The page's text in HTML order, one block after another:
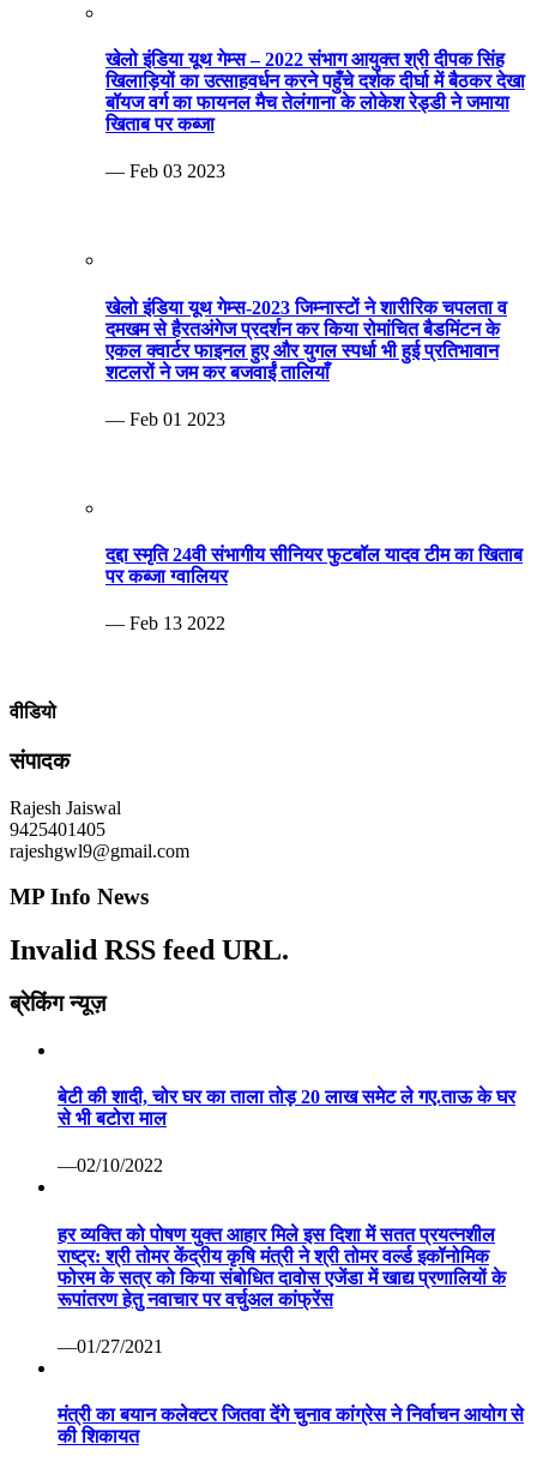
खेलो इंडिया यूथ गेम्स – 2022 संभाग आयुक्त श्री दीपक सिंह
खिलाड़ियों का उत्साहवर्धन करने पहुँचे दर्शक दीर्घा में बैठकर देखा
बॉयज वर्ग का फायनल मैच तेलंगाना के लोकेश रेड्डी ने जमाया
खिताब पर कब्जा
— Feb 03 2023
खेलो इंडिया यूथ गेम्स-2023 जिम्नास्टों ने शारीरिक चपलता व
दमखम से हैरतअंगेज प्रदर्शन कर किया रोमांचित बैडमिंटन के
एकल क्वार्टर फाइनल हुए और युगल स्पर्धा भी हुई प्रतिभावान
शटलरों ने जम कर बजवाईं तालियाँ
— Feb 01 2023
दद्दा स्मृति 24वी संभागीय सीनियर फुटबॉल यादव टीम का खिताब
पर कब्जा ग्वालियर
— Feb 13 2022
वीडियो
संपादक
Rajesh Jaiswal
9425401405
rajeshgwl9@gmail.com
MP Info News
Invalid RSS feed URL.
ब्रेकिंग न्यूज़
बेटी की शादी, चोर घर का ताला तोड़ 20 लाख समेट ले गए.ताऊ के घर
से भी बटोरा माल
—02/10/2022